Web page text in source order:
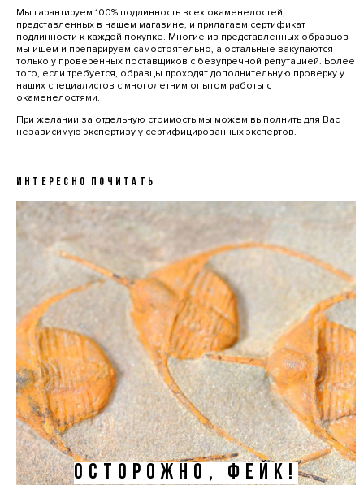
Мы гарантируем 100% подлинность всех окаменелостей,
представленных в нашем магазине, и прилагаем сертификат
подлинности к каждой покупке. Многие из представленных образцов
мы ищем и препарируем самостоятельно, а остальные закупаются
только у проверенных поставщиков с безупречной репутацией. Более
того, если требуется, образцы проходят дополнительную проверку у
наших специалистов с многолетним опытом работы с
окаменелостями.
При желании за отдельную стоимость мы можем выполнить для Вас
независимую экспертизу у сертифицированных экспертов.
ИНТЕРЕСНО ПОЧИТАТЬ
ОСТОРОЖНО, ФЕЙК!